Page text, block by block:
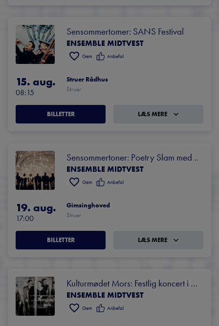
Sensommertomer: SANS Festival
ENSEMBLE MIDTVEST
Gem Anbefal
15. aug.
08:15
Struer Rådhus
Struer
BILLETTER LÆS MERE
Sensommertoner: Poetry Slam med
Jeppe Tomzak
ENSEMBLE MIDTVEST
Gem Anbefal
19. aug.
17:00
Gimsinghoved
Struer
BILLETTER LÆS MERE
Kulturmødet Mors: Festlig koncert i
kirken
ENSEMBLE MIDTVEST
Gem Anbefal